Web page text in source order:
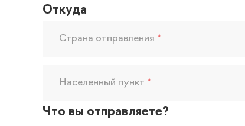
Откуда
Страна отправления *
Населенный пункт *
Что вы отправляете?